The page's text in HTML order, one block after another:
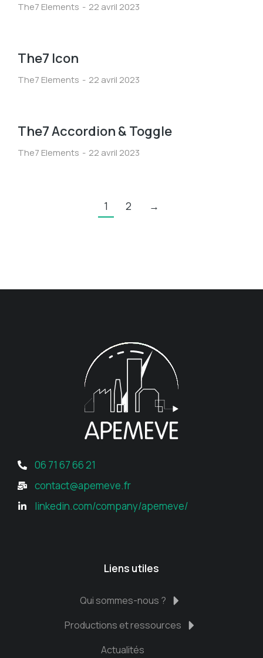
The7 Elements 22 avril 2023
The7 Icon
The7 Elements 22 avril 2023
The7 Accordion & Toggle
The7 Elements 22 avril 2023
1 2 →
06 71 67 66 21
contact@apemeve.fr
linkedin.com/company/apemeve/
Liens utiles
Qui sommes-nous ?
Productions et ressources
Actualités